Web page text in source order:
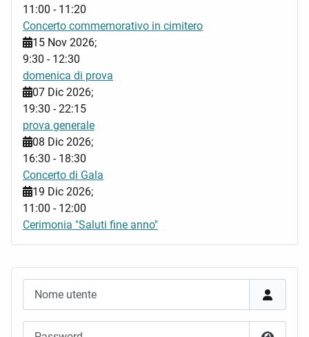
11:00 - 11:20
Concerto commemorativo in cimitero
15 Nov 2026;
9:30 - 12:30
domenica di prova
07 Dic 2026;
19:30 -22:15
prova generale
08 Dic 2026;
16:30 - 18:30
Concerto di Gala
19 Dic 2026;
11:00 - 12:00
Cerimonia "Saluti fine anno"